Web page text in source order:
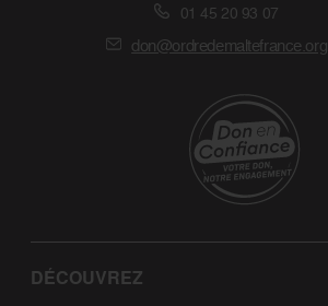
01 45 20 93 07
don@ordredemaltefrance.org
DÉCOUVREZ